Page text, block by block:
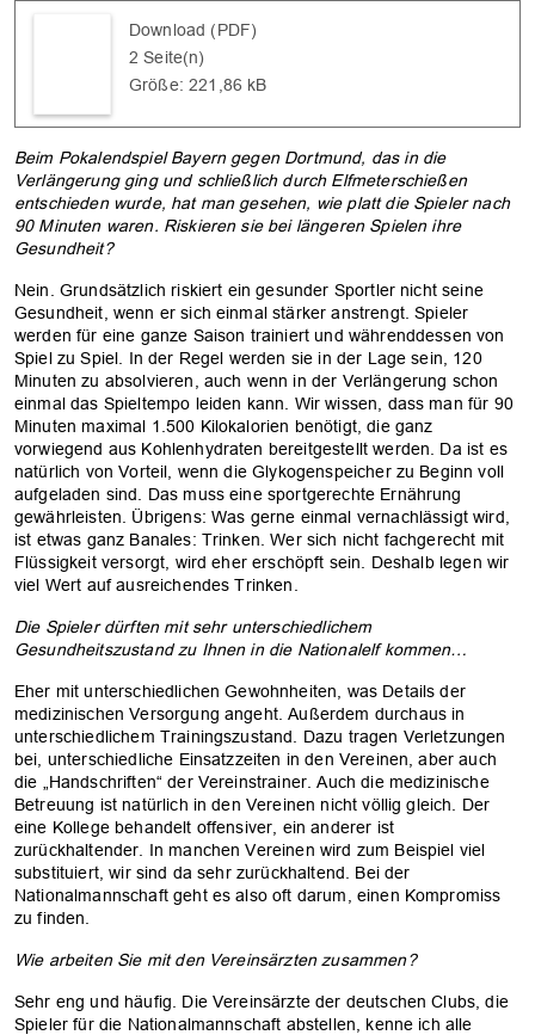
Download (PDF)
2 Seite(n)
Größe: 221,86 kB
Beim Pokalendspiel Bayern gegen Dortmund, das in die
Verlängerung ging und schließlich durch Elfmeterschießen
entschieden wurde, hat man gesehen, wie platt die Spieler nach
90 Minuten waren. Riskieren sie bei längeren Spielen ihre
Gesundheit?
Nein. Grundsätzlich riskiert ein gesunder Sportler nicht seine
Gesundheit, wenn er sich einmal stärker anstrengt. Spieler
werden für eine ganze Saison trainiert und währenddessen von
Spiel zu Spiel. In der Regel werden sie in der Lage sein, 120
Minuten zu absolvieren, auch wenn in der Verlängerung schon
einmal das Spieltempo leiden kann. Wir wissen, dass man für 90
Minuten maximal 1.500 Kilokalorien benötigt, die ganz
vorwiegend aus Kohlenhydraten bereitgestellt werden. Da ist es
natürlich von Vorteil, wenn die Glykogenspeicher zu Beginn voll
aufgeladen sind. Das muss eine sportgerechte Ernährung
gewährleisten. Übrigens: Was gerne einmal vernachlässigt wird,
ist etwas ganz Banales: Trinken. Wer sich nicht fachgerecht mit
Flüssigkeit versorgt, wird eher erschöpft sein. Deshalb legen wir
viel Wert auf ausreichendes Trinken.
Die Spieler dürften mit sehr unterschiedlichem
Gesundheitszustand zu Ihnen in die Nationalelf kommen…
Eher mit unterschiedlichen Gewohnheiten, was Details der
medizinischen Versorgung angeht. Außerdem durchaus in
unterschiedlichem Trainingszustand. Dazu tragen Verletzungen
bei, unterschiedliche Einsatzzeiten in den Vereinen, aber auch
die „Handschriften“ der Vereinstrainer. Auch die medizinische
Betreuung ist natürlich in den Vereinen nicht völlig gleich. Der
eine Kollege behandelt offensiver, ein anderer ist
zurückhaltender. In manchen Vereinen wird zum Beispiel viel
substituiert, wir sind da sehr zurückhaltend. Bei der
Nationalmannschaft geht es also oft darum, einen Kompromiss
zu finden.
Wie arbeiten Sie mit den Vereinsärzten zusammen?
Sehr eng und häufig. Die Vereinsärzte der deutschen Clubs, die
Spieler für die Nationalmannschaft abstellen, kenne ich alle